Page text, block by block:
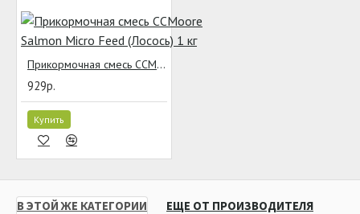
Прикормочная смесь CCMoore Salmon Micro Feed (Лосось) 1 кг
929р.
Купить
В ЭТОЙ ЖЕ КАТЕГОРИИ ЕЩЕ ОТ ПРОИЗВОДИТЕЛЯ